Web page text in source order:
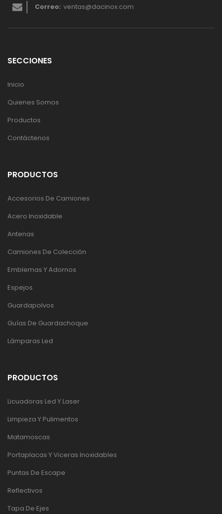
Correo: ventas@dacinox.com
SECCIONES
Inicio
Quienes Somos
Productos
Contáctenos
PRODUCTOS
Accesorios De Camiones
Acero Inoxidable
Antenas
Camiones De Colección
Emblemas Y Adornos
Espejos
Guardapolvos
Guías De Guardachoque
Lámparas Led
PRODUCTOS
Licuadoras Led Y Laser
Limpieza Y Pulimentos
Matamoscas
Portaplacas Y Viceras Inoxidables
Puntas De Escape
Reflectivos
Tapa De Ejes